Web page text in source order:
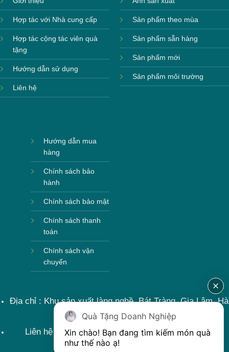
Hợp tác với Nhà cung cấp
Hợp tác cộng tác viên quà
tặng
Hướng dẫn sử dụng
Liên hệ
Sản phẩm theo mùa
Sản phẩm sẵn hàng
Sản phẩm mới
Sản phẩm môi trường
Hướng dẫn mua
hàng
Chính sách bảo
hành
Chính sách bảo mật
Chính sách thanh
toán
Chính sách vận
chuyển
Địa chỉ : Khu sản xuất làng nghề, Bát Tràng, Gia Lâm, Hà
Nội, Việt Nam
Liên hệ : 0915599363 Email: lienhe@khoqua.vn
Quà Tặng Doanh Nghiệp
Xin chào! Bạn đang tìm kiếm món quà
như thế nào ạ!